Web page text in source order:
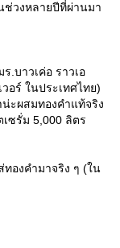
วงหลายปีที่ผ่านมา
บาวเค่อ ราวเอ
อร์ ในประเทศไทย)
ะผสมทองคำแท้จริง
ซรั่ม 5,000 ลิตร
องคำมาจริง ๆ (ใน